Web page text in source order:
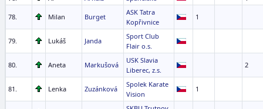
78. Milan Burget
ASK Tatra
Kopřivnice
1
79. Lukáš Janda
Sport Club
Flair o.s.
80. Aneta Markušová
USK Slavia
Liberec, z.s.
2
81. Lenka Zuzánková
Spolek Karate
Vision
1